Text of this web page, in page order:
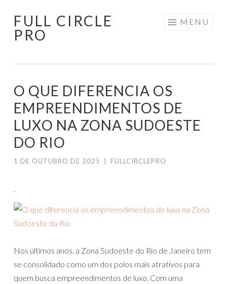
Pular
para
FULL CIRCLE
PRO
MENU
O QUE DIFERENCIA OS
EMPREENDIMENTOS DE
LUXO NA ZONA SUDOESTE
DO RIO
1 DE OUTUBRO DE 2025 FULLCIRCLEPRO
.
Nos últimos anos, a Zona Sudoeste do Rio de Janeiro tem
se consolidado como um dos polos mais atrativos para
quem busca empreendimentos de luxo. Com uma